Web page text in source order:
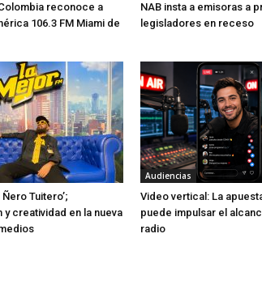
reconoce a
106.3 FM Miami de
NAB insta a emisoras a
legisladores en receso
Ñero Tuitero’;
y creatividad en la nueva
Audiencias
Video vertical: La
puede impulsar el
radio